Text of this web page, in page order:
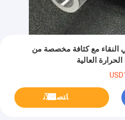
النقاء مع كثافة مخصصة من
ﺎﺘﺼﻟ ﺍﻶﻧ